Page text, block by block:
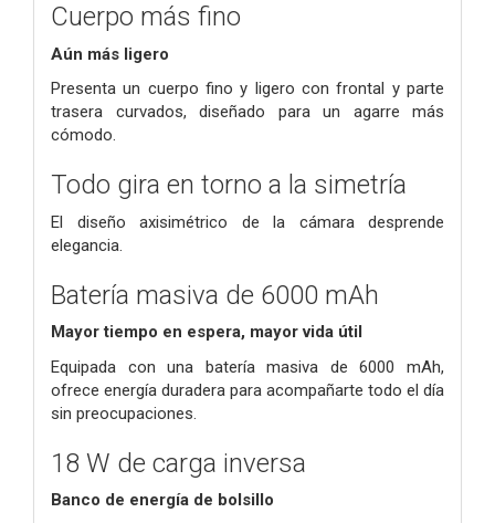
Cuerpo más fino
Aún más ligero
Presenta un cuerpo fino y ligero con frontal y parte
trasera curvados, diseñado para un agarre más
cómodo.
Todo gira en torno a la simetría
El diseño axisimétrico de la cámara desprende
elegancia.
Batería masiva de 6000 mAh
Mayor tiempo en espera, mayor vida útil
Equipada con una batería masiva de 6000 mAh,
ofrece energía duradera para acompañarte todo el día
sin preocupaciones.
18 W de carga inversa
Banco de energía de bolsillo